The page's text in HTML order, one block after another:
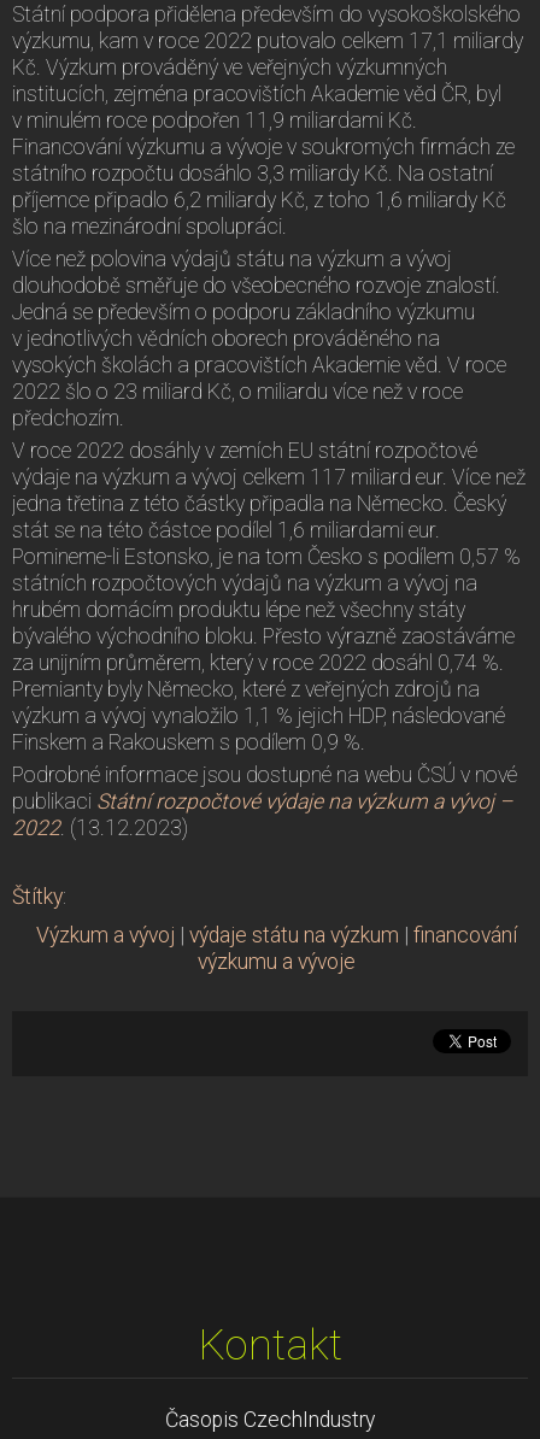
Státní podpora přidělena především do vysokoškolského
výzkumu, kam v roce 2022 putovalo celkem 17,1 miliardy
Kč. Výzkum prováděný ve veřejných výzkumných
institucích, zejména pracovištích Akademie věd ČR, byl
v minulém roce podpořen 11,9 miliardami Kč.
Financování výzkumu a vývoje v soukromých firmách ze
státního rozpočtu dosáhlo 3,3 miliardy Kč. Na ostatní
příjemce připadlo 6,2 miliardy Kč, z toho 1,6 miliardy Kč
šlo na mezinárodní spolupráci.
Více než polovina výdajů státu na výzkum a vývoj
dlouhodobě směřuje do všeobecného rozvoje znalostí.
Jedná se především o podporu základního výzkumu
v jednotlivých vědních oborech prováděného na
vysokých školách a pracovištích Akademie věd. V roce
2022 šlo o 23 miliard Kč, o miliardu více než v roce
předchozím.
V roce 2022 dosáhly v zemích EU státní rozpočtové
výdaje na výzkum a vývoj celkem 117 miliard eur. Více než
jedna třetina z této částky připadla na Německo. Český
stát se na této částce podílel 1,6 miliardami eur.
Pomineme-li Estonsko, je na tom Česko s podílem 0,57 %
státních rozpočtových výdajů na výzkum a vývoj na
hrubém domácím produktu lépe než všechny státy
bývalého východního bloku. Přesto výrazně zaostáváme
za unijním průměrem, který v roce 2022 dosáhl 0,74 %.
Premianty byly Německo, které z veřejných zdrojů na
výzkum a vývoj vynaložilo 1,1 % jejich HDP, následované
Finskem a Rakouskem s podílem 0,9 %.
Podrobné informace jsou dostupné na webu ČSÚ v nové
publikaci Státní rozpočtové výdaje na výzkum a vývoj –
2022. (13.12.2023)
Štítky:
Výzkum a vývoj | výdaje státu na výzkum | financování
výzkumu a vývoje
Kontakt
Časopis CzechIndustry